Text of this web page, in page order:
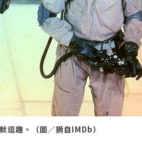
逗趣。（圖／摘自IMDb）